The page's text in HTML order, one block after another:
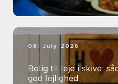
08. July 2026
Bolig til leje i skive:
god lejlighed